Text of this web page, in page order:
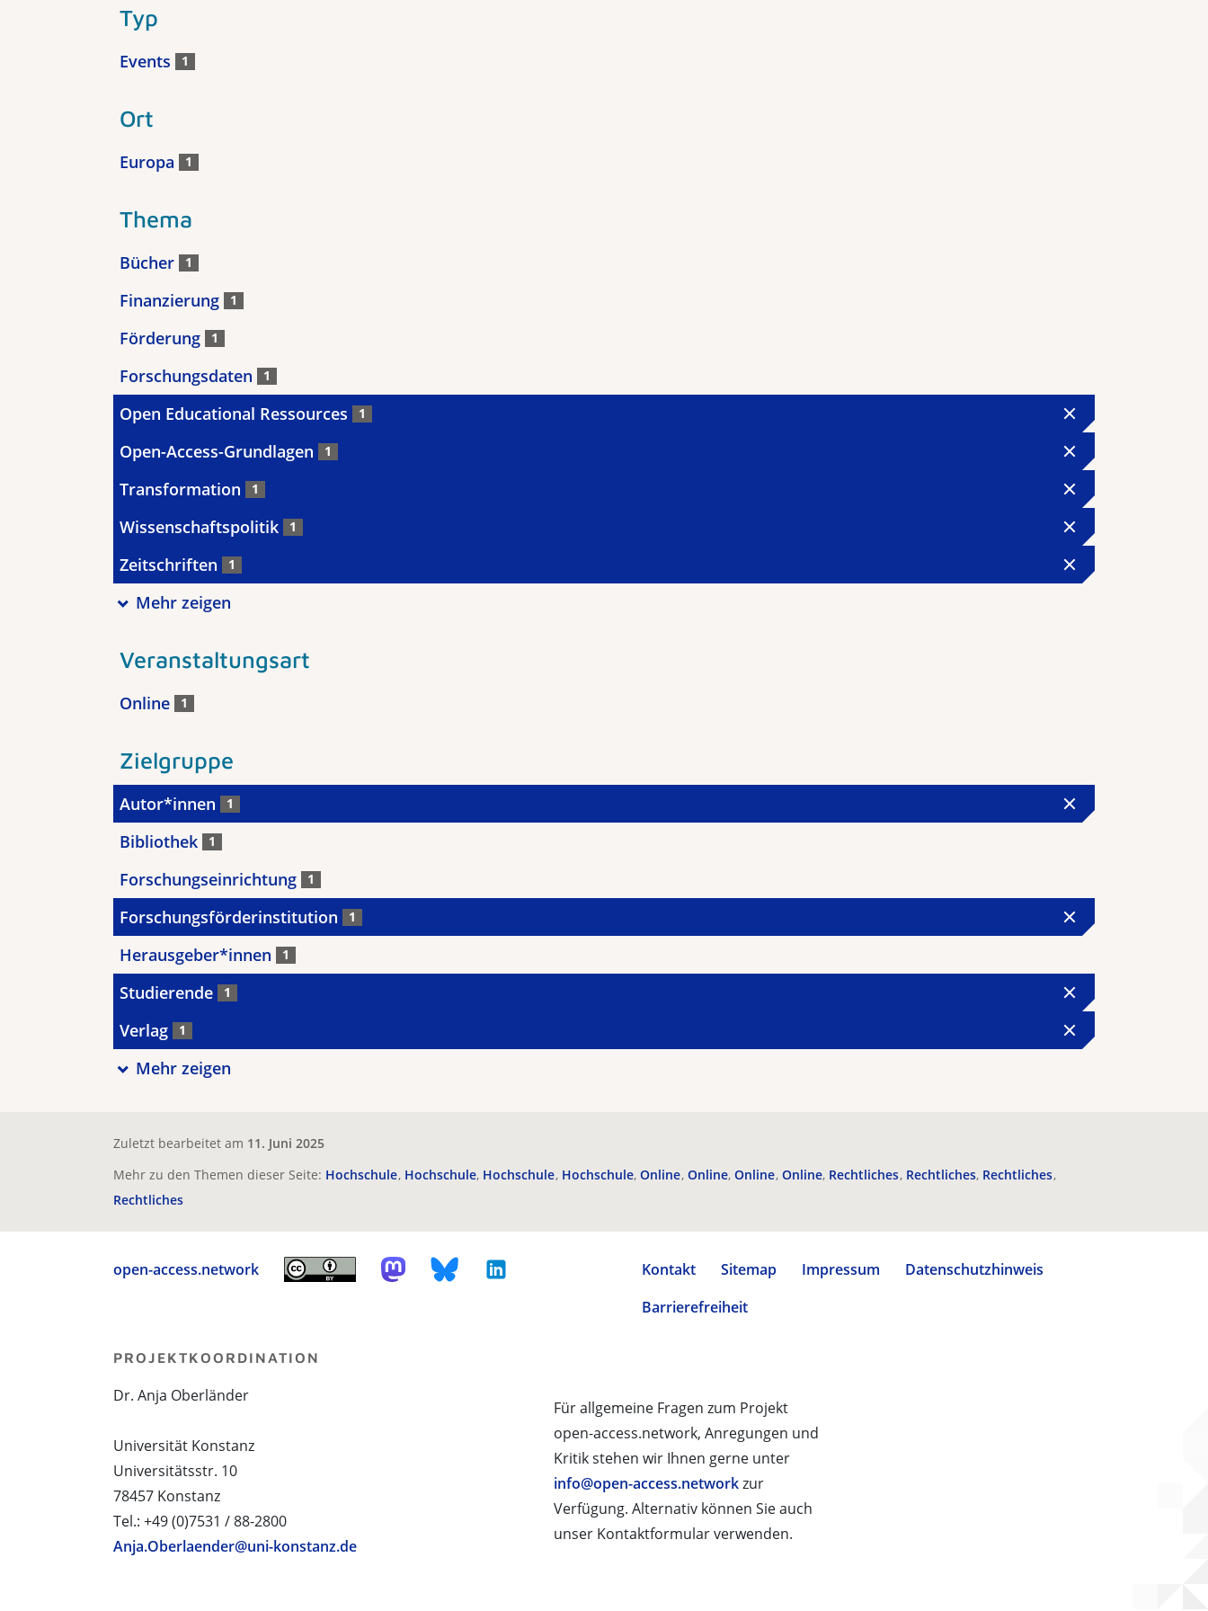
Typ
Events 1
Ort
Europa 1
Thema
Bücher 1
Finanzierung 1
Förderung 1
Forschungsdaten 1
Open Educational Ressources 1
Open-Access-Grundlagen 1
Transformation 1
Wissenschaftspolitik 1
Zeitschriften 1
Mehr zeigen
Veranstaltungsart
Online 1
Zielgruppe
Autor*innen 1
Bibliothek 1
Forschungseinrichtung 1
Forschungsförderinstitution 1
Herausgeber*innen 1
Studierende 1
Verlag 1
Mehr zeigen
Zuletzt bearbeitet am 11. Juni 2025
Mehr zu den Themen dieser Seite: Hochschule Hochschule Hochschule Hochschule Online Online Online Online Rechtliches Rechtliches Rechtliches
Rechtliches
open-access.network Kontakt Sitemap Impressum
Datenschutzhinweis
Barrierefreiheit
Für allgemeine Fragen zum Projekt
open-access.network, Anregungen und
Kritik stehen wir Ihnen gerne unter
info@open-access.networkzur
Verfügung. Alternativ können Sie auch
unser Kontaktformular verwenden.
PROJEKTKOORDINATION
Dr. Anja Oberländer
Universität Konstanz
Universitätsstr. 10
78457 Konstanz
Tel.: +49 (0)7531 / 88-2800
Anja.Oberlaender@uni-konstanz.de